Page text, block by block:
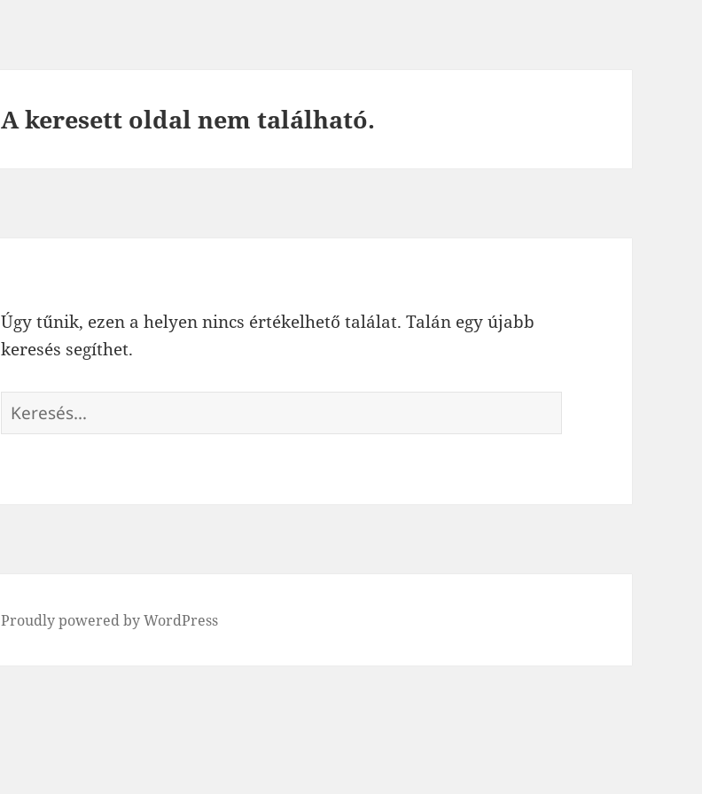
A keresett oldal nem található.
Úgy tűnik, ezen a helyen nincs értékelhető találat. Talán egy újabb
keresés segíthet.
Keresés:
Proudly powered by WordPress